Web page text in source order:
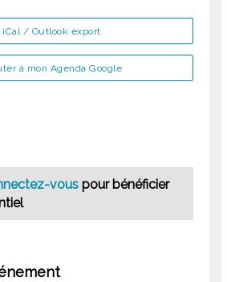
à mon Agenda Google
iCal / Outlook export
vouspour bénéficier